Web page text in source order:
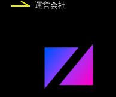
海外旅行保険付き
選！自動付帯や使い
ゴールドカード人気
費無料も紹介
運営会社